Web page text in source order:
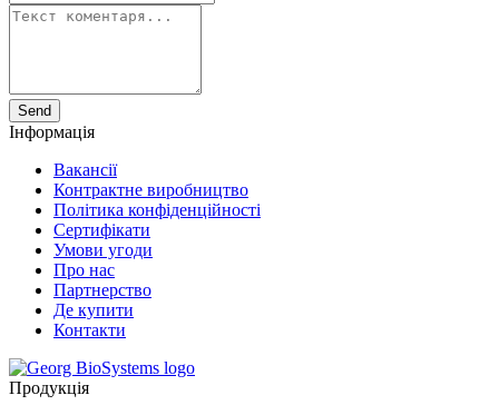
Send
Інформація
Вакансії
Контрактне виробництво
Політика конфіденційності
Сертифiкати
Умови угоди
Про нас
Партнерство
Де купити
Контакти
Продукція